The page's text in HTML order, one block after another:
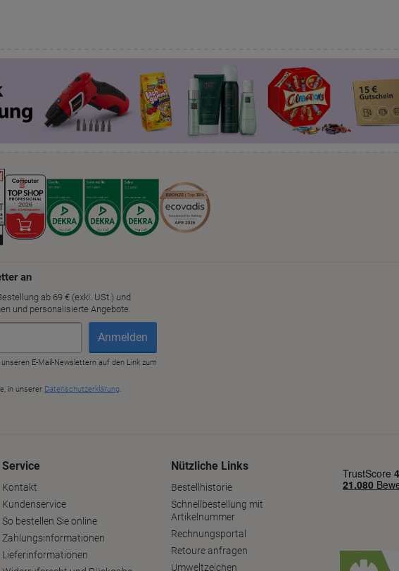
Service
Kontakt
Kundenservice
So bestellen Sie online
Zahlungsinformationen
Lieferinformationen
Nützliche Links
Bestellhistorie
Schnellbestellung mit
Artikelnummer
Rechnungsportal
Retoure anfragen
Umweltzeichen